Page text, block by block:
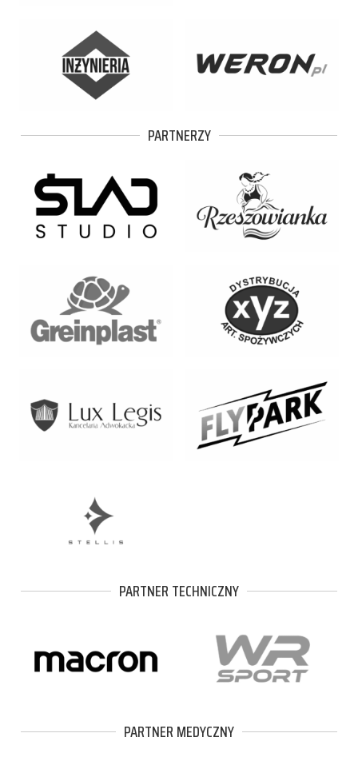
PARTNERZY
PARTNER TECHNICZNY
PARTNER MEDYCZNY